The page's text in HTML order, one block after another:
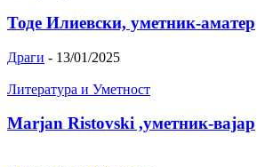
Тоде Илиевски, уметник-аматер
Драги - 13/01/2025
Литература и Уметност
Marjan Ristovski ,уметник-вајар